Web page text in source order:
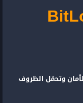
وتحمّل الظروف